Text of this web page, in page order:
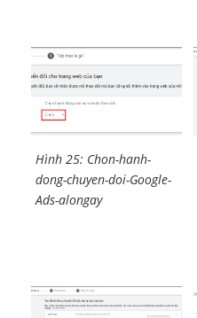
Hình 25: Chon-hanh-
dong-chuyen-doi-Google-
Ads-alongay